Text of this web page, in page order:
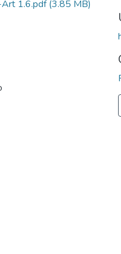
1.6.pdf(3.85 MB)